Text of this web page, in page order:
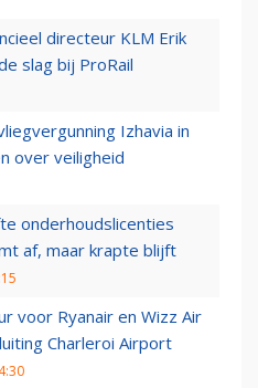
directeur KLM Erik
slag bij ProRail
Izhavia in
over veiligheid
onderhoudslicenties
af, maar krapte blijft
voor Ryanair en Wizz Air
Charleroi Airport